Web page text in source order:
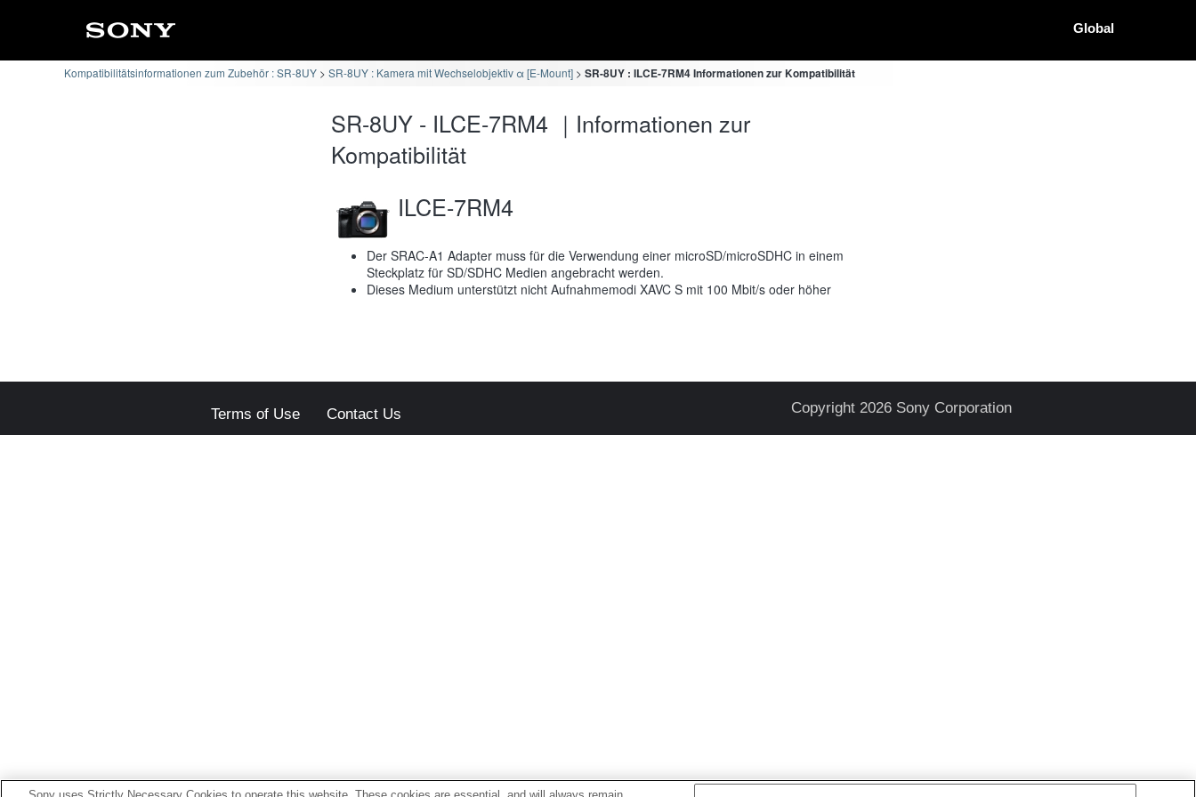
Global
Kompatibilitätsinformationen zum Zubehör : SR-8UY SR-8UY : Kamera mit Wechselobjektiv α [E-Mount] SR-8UY : ILCE-7RM4 Informationen zur Kompatibilität
SR-8UY - ILCE-7RM4 ｜Informationen zur
Kompatibilität
ILCE-7RM4
Der SRAC-A1 Adapter muss für die Verwendung einer microSD/microSDHC in einem
Steckplatz für SD/SDHC Medien angebracht werden.
Dieses Medium unterstützt nicht Aufnahmemodi XAVC S mit 100 Mbit/s oder höher
Terms of Use Contact Us Copyright 2026 Sony Corporation